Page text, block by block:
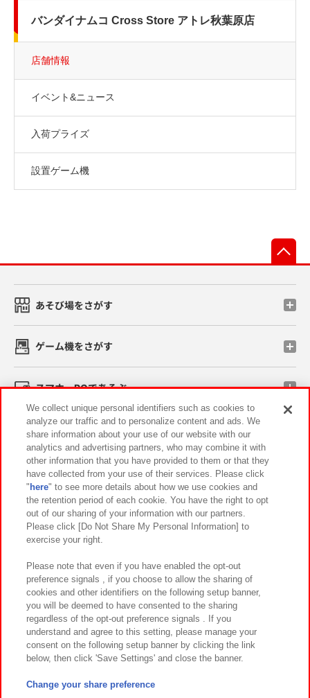
バンダイナムコ Cross Store アトレ秋葉原店
店舗情報
イベント&ニュース
入荷プライズ
設置ゲーム機
あそび場をさがす
ゲーム機をさがす
スマホ・PCであそぶ
イベント・キャンペーン
関連会社 サステナビリティ サイトポリシー
プライバシーポリシー ウェブアクセシビリティ方針と検証結果
お取引先さまとともに
カスタマーハラスメント対応方針 よくあるご質問・お問い合わせ
©Bandai Namco Amusement Inc.
©Bandai Namco Amusement Lab Inc.
We collect unique personal identifiers such as cookies to
analyze our traffic and to personalize content and ads. We
share information about your use of our website with our
analytics and advertising partners, who may combine it with
other information that you have provided to them or that they
have collected from your use of their services. Please click
" here" to see more details about how we use cookies and
the retention period of each cookie. You have the right to opt
out of our sharing of your information with our partners.
Please click [Do Not Share My Personal Information] to
exercise your right.
Please note that even if you have enabled the opt-out
preference signals , if you choose to allow the sharing of
cookies and other identifiers on the following setup banner,
you will be deemed to have consented to the sharing
regardless of the opt-out preference signals . If you
understand and agree to this setting, please manage your
consent on the following setup banner by clicking the link
below, then click 'Save Settings' and close the banner.
Change your share preference